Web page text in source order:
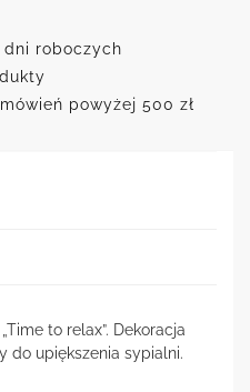
dni roboczych
powyżej 500 zł
to relax”. Dekoracja
do upiększenia sypialni.